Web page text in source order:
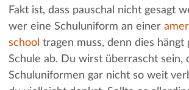
Fakt ist, dass pauschal nicht gesagt
wer eine Schuluniform an einer
school tragen muss, denn dies hängt
Schule ab. Du wirst überrascht sein,
Schuluniformen gar nicht so weit